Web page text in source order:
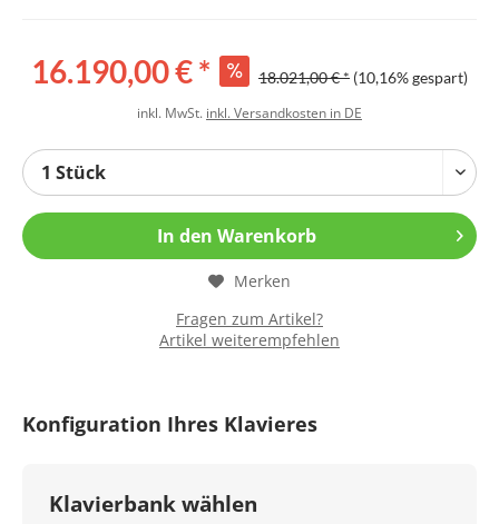
16.190,00 € * 18.021,00 € * (10,16% gespart)
inkl. MwSt. inkl. Versandkosten in DE
In den Warenkorb
Merken
Fragen zum Artikel?
Artikel weiterempfehlen
Konfiguration Ihres Klavieres
Klavierbank wählen